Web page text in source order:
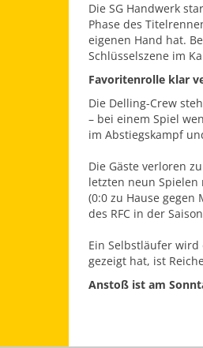
Die SG Handwerk
Phase des
eigenen Hand hat.
Schlüsselszene im
Favoritenrolle klar
Die Delling-Crew
– bei einem Spiel
im Abstiegskampf
Die Gäste verloren
letzten neun Spielen
(0:0 zu Hause gegen
des RFC in der
Ein Selbstläufer wird
gezeigt hat, ist
Anstoß ist am